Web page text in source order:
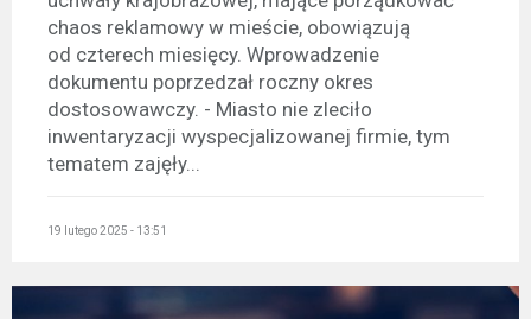
chaos reklamowy w mieście, obowiązują
od czterech miesięcy. Wprowadzenie
dokumentu poprzedzał roczny okres
dostosowawczy. - Miasto nie zleciło
inwentaryzacji wyspecjalizowanej firmie, tym
tematem zajęły...
19 lutego 2025 - 13:51